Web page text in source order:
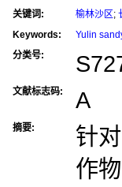
关键词: 榆林沙区 ;
Keywords:
Yulin
分类号:
文献标志码: A
摘要:
针
作